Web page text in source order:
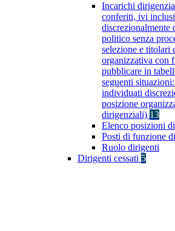
Incarichi
conferiti, ivi
politico senza
selezione e titolari
organizzativa con
pubblicare in
seguenti
individuati
posizione
dirigenziali) 13
Elenco posizioni
Posti di funzione
Ruolo dirigenti
Dirigenti cessati 5